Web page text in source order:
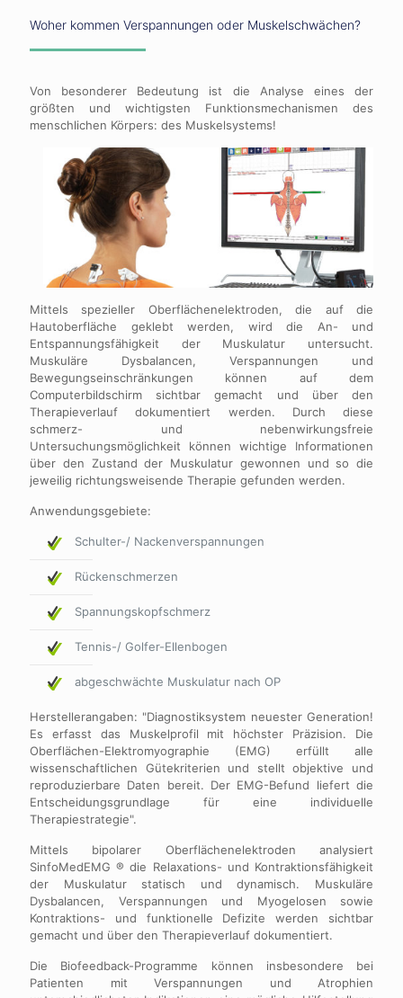
Woher kommen Verspannungen oder Muskelschwächen?
Von besonderer Bedeutung ist die Analyse eines der
größten und wichtigsten Funktionsmechanismen des
menschlichen Körpers: des Muskelsystems!
Mittels spezieller Oberflächenelektroden, die auf die
Hautoberfläche geklebt werden, wird die An- und
Entspannungsfähigkeit der Muskulatur untersucht.
Muskuläre Dysbalancen, Verspannungen und
Bewegungseinschränkungen können auf dem
Computerbildschirm sichtbar gemacht und über den
Therapieverlauf dokumentiert werden. Durch diese
schmerz- und nebenwirkungsfreie
Untersuchungsmöglichkeit können wichtige Informationen
über den Zustand der Muskulatur gewonnen und so die
jeweilig richtungsweisende Therapie gefunden werden.
Anwendungsgebiete:
Schulter-/ Nackenverspannungen
Rückenschmerzen
Spannungskopfschmerz
Tennis-/ Golfer-Ellenbogen
abgeschwächte Muskulatur nach OP
Herstellerangaben: "Diagnostiksystem neuester Generation!
Es erfasst das Muskelprofil mit höchster Präzision. Die
Oberflächen-Elektromyographie (EMG) erfüllt alle
wissenschaftlichen Gütekriterien und stellt objektive und
reproduzierbare Daten bereit. Der EMG-Befund liefert die
Entscheidungsgrundlage für eine individuelle
Therapiestrategie".
Mittels bipolarer Oberflächenelektroden analysiert
SinfoMedEMG ® die Relaxations- und Kontraktionsfähigkeit
der Muskulatur statisch und dynamisch. Muskuläre
Dysbalancen, Verspannungen und Myogelosen sowie
Kontraktions- und funktionelle Defizite werden sichtbar
gemacht und über den Therapieverlauf dokumentiert.
Die Biofeedback-Programme können insbesondere bei
Patienten mit Verspannungen und Atrophien